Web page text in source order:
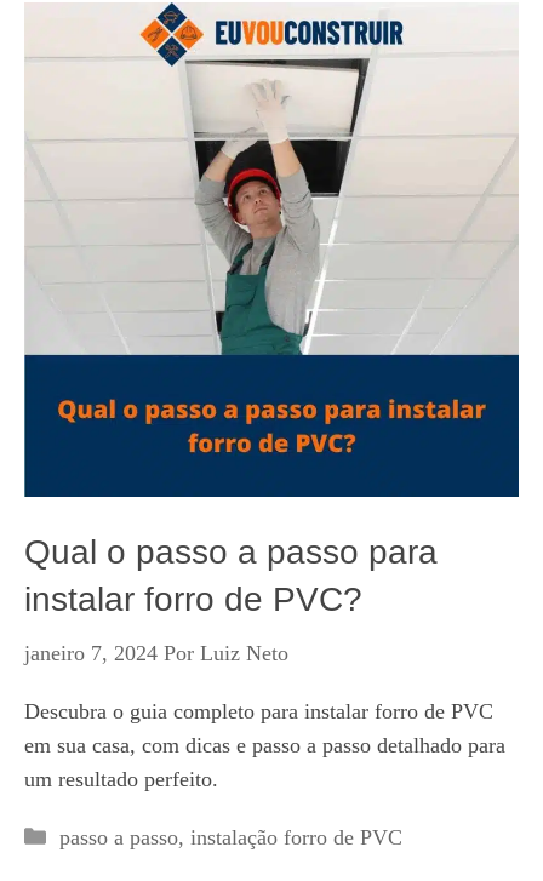
Qual o passo a passo para
instalar forro de PVC?
janeiro 7, 2024 Por Luiz Neto
Descubra o guia completo para instalar forro de PVC
em sua casa, com dicas e passo a passo detalhado para
um resultado perfeito.
Categorias
passo a passo, instalação forro de PVC